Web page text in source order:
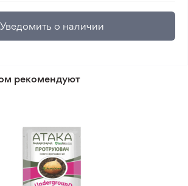
Уведомить о наличии
рекомендуют